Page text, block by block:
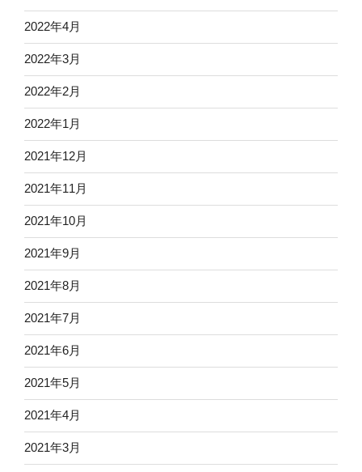
2022年4月
2022年3月
2022年2月
2022年1月
2021年12月
2021年11月
2021年10月
2021年9月
2021年8月
2021年7月
2021年6月
2021年5月
2021年4月
2021年3月